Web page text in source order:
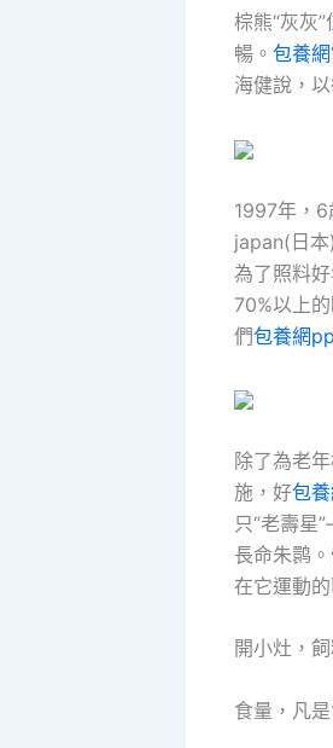
棕熊“灰灰
暢。 包養網
海健說，
1997年，
japan(日
為了照料
70%以上
們包養網
除了為老
施，好包
只“老壽
長命朱鹮
在它運動
開小灶，
食量，凡